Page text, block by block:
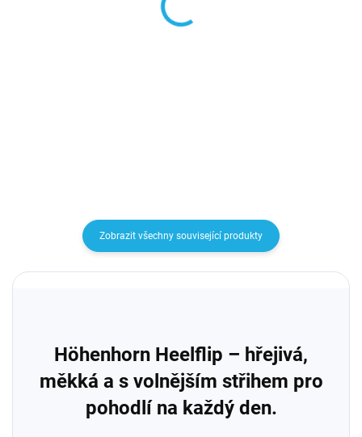
Zobrazit všechny související produkty
Höhenhorn Heelflip – hřejivá,
měkká a s volnějším střihem pro
pohodlí na každý den.